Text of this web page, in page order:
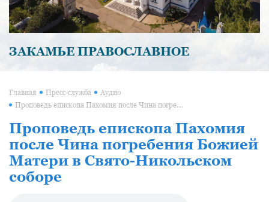
ЗАКАМЬЕ ПРАВОСЛАВНОЕ
Главная Пресс-служба Аудио
Проповедь епископа Пахомия после Чина погребения Божией Матери в Свято-Никольском соборе
Проповедь епископа Пахомия
после Чина погребения Божией
Матери в Свято-Никольском
соборе